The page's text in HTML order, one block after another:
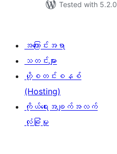
Tested with 5.2.0
အကြောင်းအရာ
သတင်းများ
ဟို့စတင်းစနစ်
(Hosting)
ကိုယ်ရေးအချက်အလက်
လုံခြုံမှု